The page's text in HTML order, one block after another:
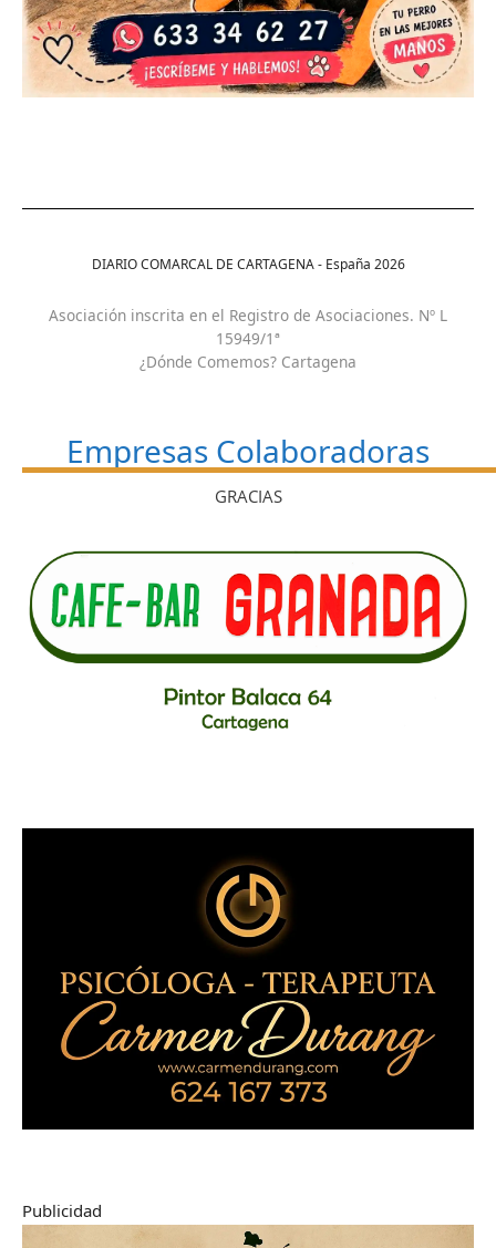
DIARIO COMARCAL DE CARTAGENA - España 2026
Asociación inscrita en el Registro de Asociaciones. Nº L
15949/1ª
¿Dónde Comemos? Cartagena
Empresas Colaboradoras
GRACIAS
Publicidad